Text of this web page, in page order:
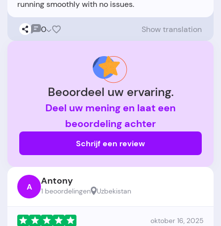
0 Show translation
Beoordeel uw ervaring.
Deel uw mening en laat een
beoordeling achter
Schrijf een review
A Antony
1 beoordelingen Uzbekistan
oktober 16, 2025